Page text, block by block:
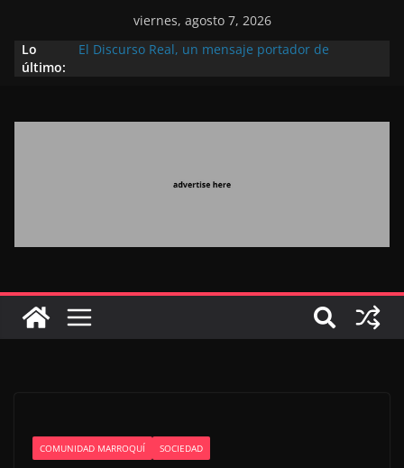
viernes, agosto 7, 2026
Lo
último:
El Discurso Real, un mensaje portador de
Extranjero: al servicio de los grandes proyectos de
Marruecos gracias a una visión estratégica
destinada a consolidar la posición de Marruecos
en una economía mundial competitiva (politólogo
marroquí-estadounidense)
COMUNIDAD MARROQUÍ SOCIEDAD